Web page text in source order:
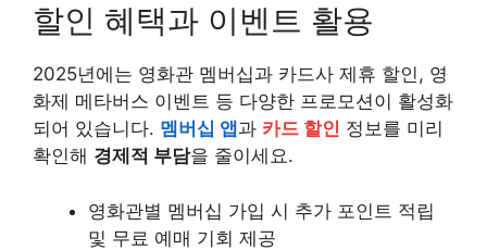
할인 혜택과 이벤트 활용
2025년에는 영화관 멤버십과 카드사 제휴 할인, 영
화제 메타버스 이벤트 등 다양한 프로모션이 활성화
되어 있습니다. 멤버십 앱 과 카드 할인 정보를 미리
확인해 경제적 부담을 줄이세요.
영화관별 멤버십 가입 시 추가 포인트 적립
및 무료 예매 기회 제공